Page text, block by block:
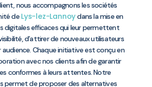
nous accompagnons les sociétés
de Lys-lez-Lannoydans la mise en
digitales efficaces qui leur permettent
d’attirer de nouveaux utilisateurs
Chaque initiative est conçu en
avec nos clients afin de garantir
conformes à leurs attentes. Notre
permet de proposer des alternatives